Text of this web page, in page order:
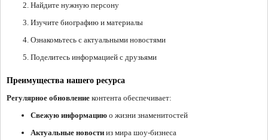
Найдите нужную персону
Изучите биографию и материалы
Ознакомьтесь с актуальными новостями
Поделитесь информацией с друзьями
Преимущества нашего ресурса
Регулярное обновление контента обеспечивает:
Свежую информацию о жизни знаменитостей
Актуальные новости из мира шоу-бизнеса